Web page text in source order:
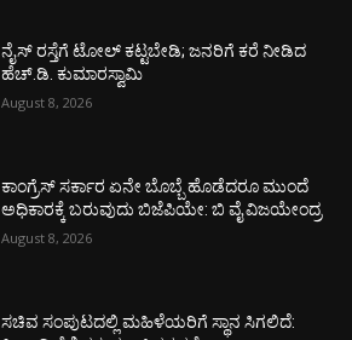
ನೈಸ್ ರಸ್ತೆಗೆ ಟೋಲ್ ಕಟ್ಟಬೇಡಿ; ಜನರಿಗೆ ಕರೆ ನೀಡಿದ
ಹೆಚ್.ಡಿ. ಕುಮಾರಸ್ವಾಮಿ
August 8, 2026
ಕಾಂಗ್ರೆಸ್ ಸರ್ಕಾರ ಏನೇ ಬೊಬ್ಬೆ ಹೊಡೆದರೂ ಮುಂದೆ
ಅಧಿಕಾರಕ್ಕೆ ಬರುವುದು ಬಿಜೆಪಿಯೇ: ಬಿ ವೈ ವಿಜಯೇಂದ್ರ
August 8, 2026
ಸಚಿವ ಸಂಪುಟದಲ್ಲಿ ಮಹಿಳೆಯರಿಗೆ ಸ್ಥಾನ ಸಿಗಲಿದೆ: